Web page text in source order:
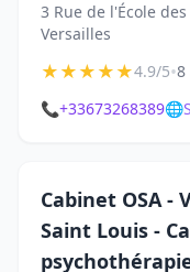
3 Rue de l'École
Versailles
★★★★★4.9/5•8
📞+33673268389🌐
Cabinet OSA -
Saint Louis -